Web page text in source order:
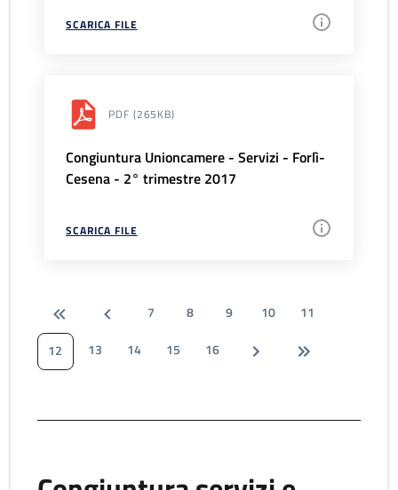
SCARICA FILE
PDF (265KB)
Congiuntura Unioncamere - Servizi - Forlì-
Cesena - 2° trimestre 2017
SCARICA FILE
7 8 9 10
11
12
13 14 15 16